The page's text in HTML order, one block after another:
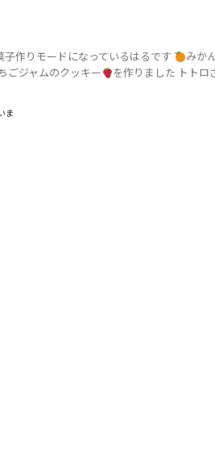
子作りモードになっているはるです
みか
ごジャムのクッキー
を作りました トトロ
ま